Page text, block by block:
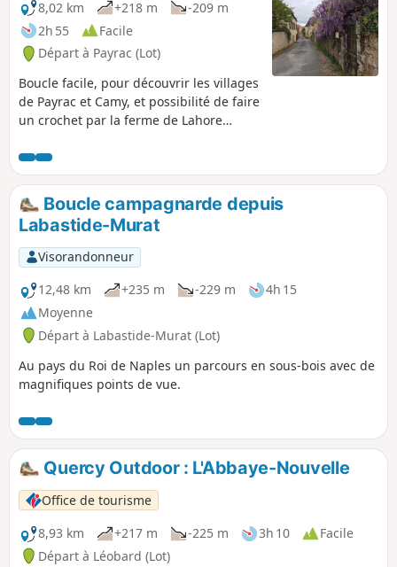
8,02 km
+218 m
-209 m
2h 55
Facile
Départ à Payrac (Lot)
Boucle facile, pour découvrir les villages
de Payrac et Camy, et possibilité de faire
un crochet par la ferme de Lahore
Rocamadour).
Boucle campagnarde depuis
Labastide-Murat
Visorandonneur
12,48 km
+235 m -229 m
4h 15
Moyenne
Départ à Labastide-Murat (Lot)
Au pays du Roi de Naples un parcours en sous-bois avec de
magnifiques points de vue.
Quercy Outdoor : L'Abbaye-Nouvelle
Office de tourisme
8,93 km
+217 m -225 m 3h 10
Facile
Départ à Léobard (Lot)